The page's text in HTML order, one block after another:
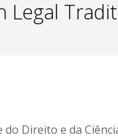
Legal
Direito e da